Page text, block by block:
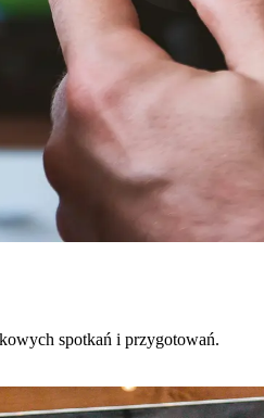
spotkań i przygotowań.